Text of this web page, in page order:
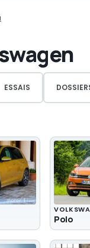
ESSAIS
Polo